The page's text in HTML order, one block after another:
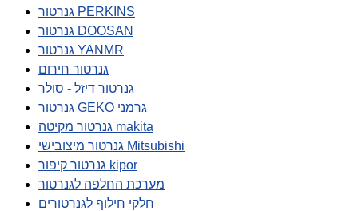
גנרטור PERKINS
גנרטור DOOSAN
גנרטור YANMR
גנרטור חירום
גנרטור דיזל - סולר
גנרטור GEKO גרמני
גנרטור מקיטה makita
גנרטור מיצובישי Mitsubishi
גנרטור קיפור kipor
מערכת החלפה לגנרטור
חלקי חילוף לגנרטורים